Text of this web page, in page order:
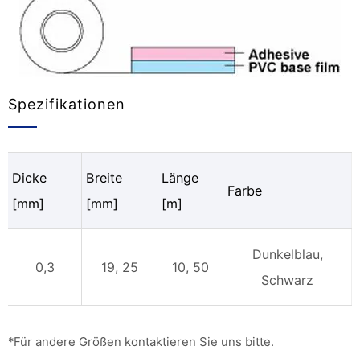
Spezifikationen
Dicke
[mm]
Breite
[mm]
Länge
[m]
Farbe
0,3 19, 25 10, 50
Dunkelblau,
Schwarz
*Für andere Größen kontaktieren Sie uns bitte.